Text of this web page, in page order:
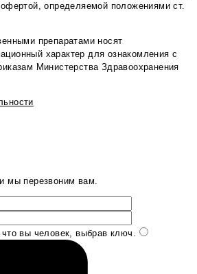
определяемой положениями ст.
препаратами носят
характер для ознакомления с
Министерства Здравоохранения
мы перезвоним вам.
вы человек, выбрав ключ .